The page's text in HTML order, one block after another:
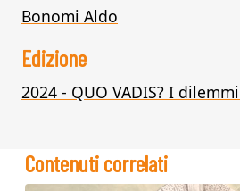
Bonomi Aldo
Edizione
2024 - QUO VADIS? I
Contenuti correlati